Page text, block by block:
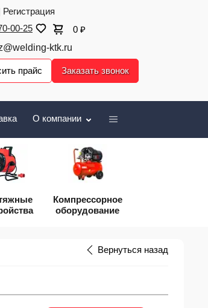
Регистрация
00-25
0 ₽
ktk.ru
прайс Заказать звонок
О компании
Компрессорное
оборудование
Вернуться назад